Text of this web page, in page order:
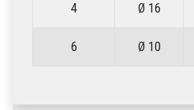
4 Ø 16
6 Ø 10